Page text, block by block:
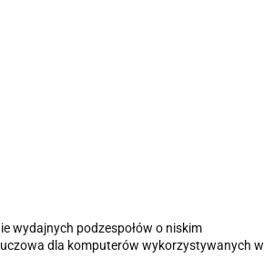
wydajnych podzespołów o niskim
dla komputerów wykorzystywanych w